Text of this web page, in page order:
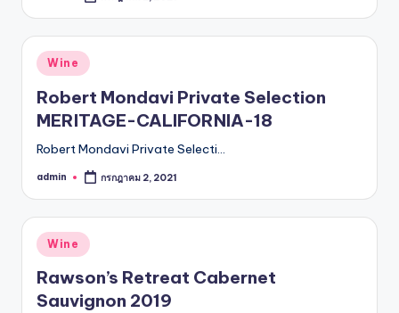
Posted
in
Wine
Robert Mondavi Private Selection
MERITAGE-CALIFORNIA-18
Robert Mondavi Private Selecti…
Posted
admin กรกฎาคม 2, 2021
Posted
in
Wine
Rawson’s Retreat Cabernet
Sauvignon 2019